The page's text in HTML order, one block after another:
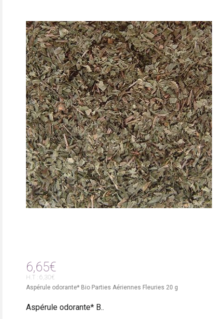
6,65€
H.T : 6,30€
Aspérule odorante* Bio Parties Aériennes Fleuries 20 g
Aspérule odorante* B..